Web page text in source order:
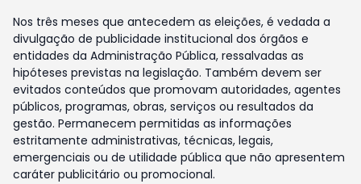
Nos três meses que antecedem as eleições, é vedada a
divulgação de publicidade institucional dos órgãos e
entidades da Administração Pública, ressalvadas as
hipóteses previstas na legislação. Também devem ser
evitados conteúdos que promovam autoridades, agentes
públicos, programas, obras, serviços ou resultados da
gestão. Permanecem permitidas as informações
estritamente administrativas, técnicas, legais,
emergenciais ou de utilidade pública que não apresentem
caráter publicitário ou promocional.